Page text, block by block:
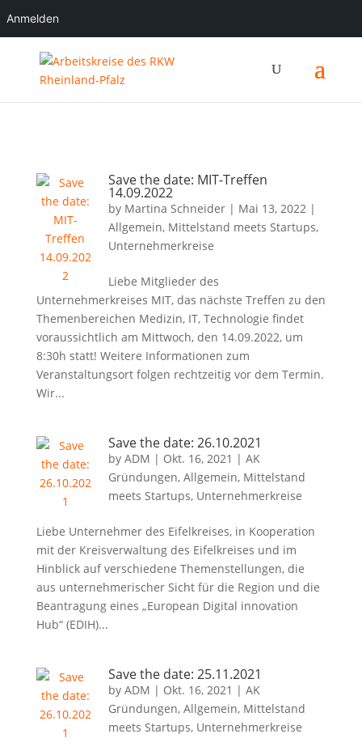
Anmelden
Save the date: MIT-Treffen
14.09.2022
by Martina Schneider | Mai 13, 2022 |
Allgemein, Mittelstand meets Startups,
Unternehmerkreise
Liebe Mitglieder des
Unternehmerkreises MIT, das nächste Treffen zu den
Themenbereichen Medizin, IT, Technologie findet
voraussichtlich am Mittwoch, den 14.09.2022, um
8:30h statt! Weitere Informationen zum
Veranstaltungsort folgen rechtzeitig vor dem Termin.
Wir...
Save the date: 26.10.2021
byADM | Okt. 16, 2021 |AK
Gründungen,Allgemein, Mittelstand
meets Startups, Unternehmerkreise
Liebe Unternehmer des Eifelkreises, in Kooperation
mit der Kreisverwaltung des Eifelkreises und im
Hinblick auf verschiedene Themenstellungen, die
aus unternehmerischer Sicht für die Region und die
Beantragung eines „European Digital innovation
Hub“ (EDIH)...
Save the date: 25.11.2021
byADM | Okt. 16, 2021 |AK
Gründungen,Allgemein, Mittelstand
meets Startups, Unternehmerkreise